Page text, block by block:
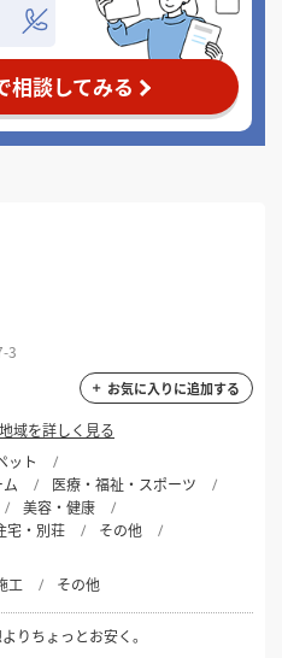
相談してみる
3
お気に入りに追加する
域を詳しく見る
ット
医療・福祉・スポーツ
美容・健康
宅・別荘
その他
工 その他
りちょっとお安く。